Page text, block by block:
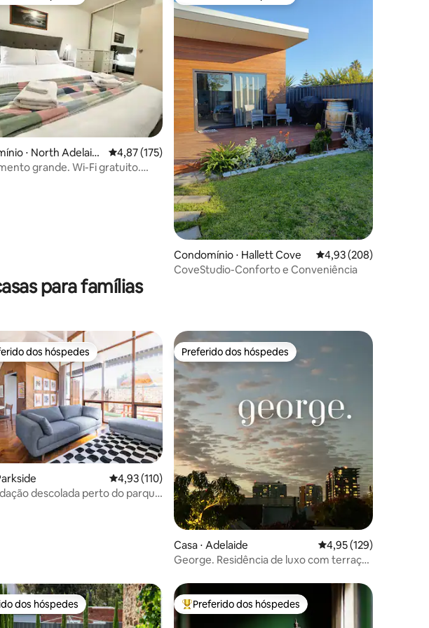
de 5, 277 avaliações
⋅ North Adelaid
4,87 de uma avaliação média de 5, 175 avaliações
4,87 (175)
grande. Wi-Fi gratuito.
Condomínio ⋅ Hallett Cove 4,93 de uma avaliação
4,93 (208)
CoveStudio-Conforto e Conveniência
para famílias
de 5, 220 avaliações
melhores preferidos dos hóspedes
dos hóspedes
4,93 de uma avaliação média de 5, 110 avaliações
4,93 (110)
descolada perto do parque
Preferido dos hóspedes
Preferido dos hóspedes
Casa ⋅ Adelaide 4,95 de uma avaliação
4,95 (129)
George. Residência de luxo com terraço
dos hóspedes
dos hóspedes Entre os melhores preferidos dos hóspedes
Preferido dos hóspedes